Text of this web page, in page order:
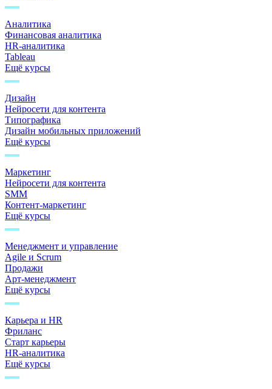
Аналитика
Финансовая аналитика
HR-аналитика
Tableau
Ещё курсы
Дизайн
Нейросети для контента
Типографика
Дизайн мобильных приложений
Ещё курсы
Маркетинг
Нейросети для контента
SMM
Контент-маркетинг
Ещё курсы
Менеджмент и управление
Agile и Scrum
Продажи
Арт-менеджмент
Ещё курсы
Карьера и HR
Фриланс
Старт карьеры
HR-аналитика
Ещё курсы